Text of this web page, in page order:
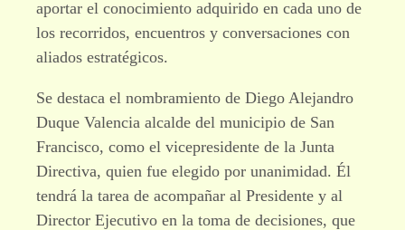
aportar el conocimiento adquirido en cada uno de
los recorridos, encuentros y conversaciones con
aliados estratégicos.
Se destaca el nombramiento de Diego Alejandro
Duque Valencia alcalde del municipio de San
Francisco, como el vicepresidente de la Junta
Directiva, quien fue elegido por unanimidad. Él
tendrá la tarea de acompañar al Presidente y al
Director Ejecutivo en la toma de decisiones, que